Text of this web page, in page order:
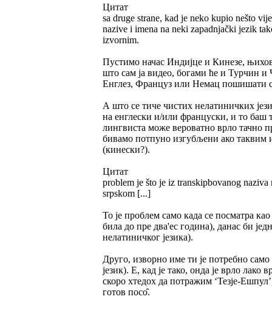
Цитат
sa druge strane, kad je neko kupio nešto
nazive i imena na neki zapadnjački jezik
izvornim.
Пустимо начас Индијце и Кинезе,
што сам ја видео, богами ће и Турчин
Енглез, Француз или Немац пошишати
А што се тиче чистих нелатиничких
на енглески и/или француски, и то баш
лингвиста може вероватно врло тачно
бивамо потпуно изгубљени ако
(кинески?).
Цитат
problem je što je iz transkipbovanog
srpskom [...]
То је проблем само када се посматра
била до пре два'ес година), данас би
нелатиничког језика).
Друго, изворно име ти је потребно
језик). Е, кад је тако, онда је врло
скоро хтедох да потражим ‘Тезје-
готов посо̑.